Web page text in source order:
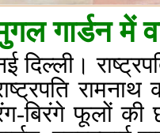
गार्डन में
दिल्ली।
बिरंगे फूलों